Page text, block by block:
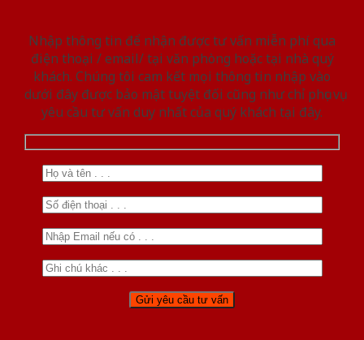
Nhập thông tin để nhận được tư vấn miễn phí qua
điện thoại / email/ tại văn phòng hoặc tại nhà quý
khách. Chúng tôi cam kết mọi thông tin nhập vào
dưới đây được bảo mật tuyệt đối cũng như chỉ phục vụ
yêu cầu tư vấn duy nhất của quý khách tại đây.